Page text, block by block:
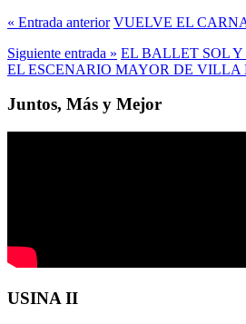
« Entrada anterior VUELVE EL
Siguiente entrada » EL BALLET SOL Y
EL ESCENARIO MAYOR DE VILLA
Juntos, Más y Mejor
USINA II